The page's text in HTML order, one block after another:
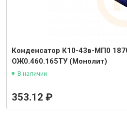
Конденсатор К10-43в-МП0
ОЖ0.460.165ТУ (Монолит)
В наличии
353.12 ₽